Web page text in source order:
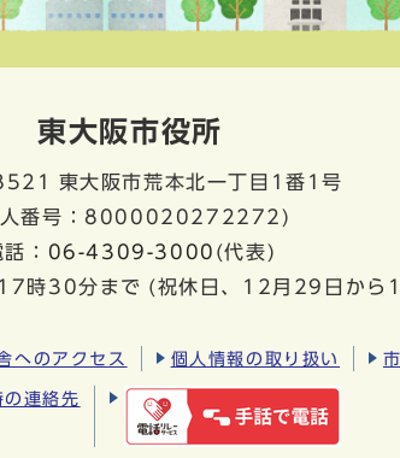
東大阪市役所
東大阪市荒本北一丁目1番1号
人番号：8000020272272)
： 06-4309-3000 (代表)
時30分まで (祝休日、12月29日から
へのアクセス 個人情報の取り扱い
の連絡先